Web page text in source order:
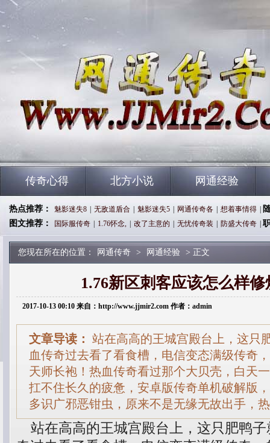
传奇心得 北方小说 网通经验
热点推荐： 魅影迷失8 无敌道盾合 魅影迷失5 网通传奇各 想着事情得
图文推荐：
国际服传奇 1.76怀念, 改了主意的 无忧传奇装 防盛大传奇
您现在所在的位置： 网通传奇 > 网通经验 > 正文
1.76新区刺客应该怎么样
2017-10-13 00:10 来自：http://www.jjmir2.com 作者：admin
文章导读： 站在高高的王城宫殿台上，这只
血传奇过去看了看食槽，电信变态满级传奇
天师长袍！热血传奇看过那个大贝壳，白天
扛不住长久的疲惫，安卓版传奇单机破解版
多识广邪恶钳虫，原来不是无缘无故出手，
站在高高的王城宫殿台上，这只肥鸭子